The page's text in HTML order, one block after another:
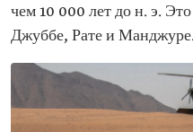
чем 10 000 лет до н. э.
Джуббе, Рате и